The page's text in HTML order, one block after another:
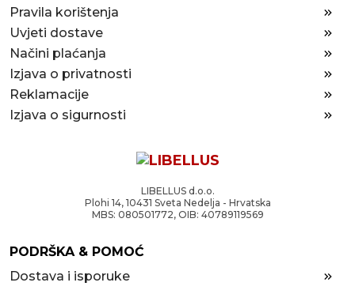
Pravila korištenja
Uvjeti dostave
Načini plaćanja
Izjava o privatnosti
Reklamacije
Izjava o sigurnosti
LIBELLUS d.o.o.
Plohi 14, 10431 Sveta Nedelja - Hrvatska
MBS: 080501772, OIB: 40789119569
PODRŠKA & POMOĆ
Dostava i isporuke